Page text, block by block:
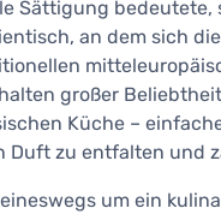
Sättigung
an dem sich
großer
Küche –
Duft zu entfalten und
um ein